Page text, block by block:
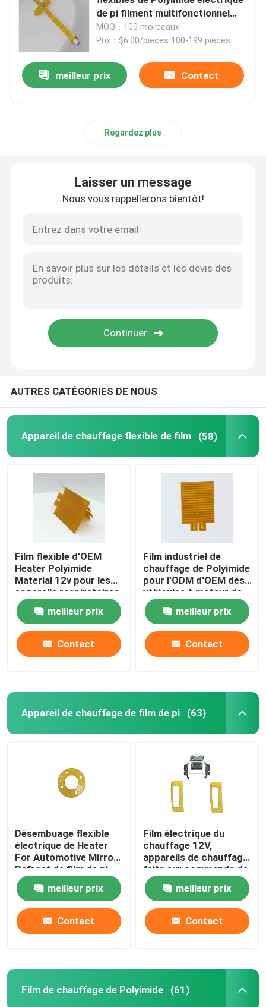
Film de chauffage de Polyimide
Protection de chauffage flexible
Appareil de chauffage flexible fait sur commande
Appareils de chauffage flexibles de Polyimide
de pi filment multifonctionnel
adhésif
MOQ：100 morceaux
Prix：$6.00/pieces 100-199 pieces
meilleur prix Contact
Regardez plus
Laisser un message
Nous vous rappellerons bientôt!
AUTRES CATÉGORIES DE NOUS
Appareil de chauffage flexible de film (58)
Film flexible d'OEM
Heater Polyimide
Material 12v pour les
appareils respiratoires
meilleur prix
Contact
Film industriel de
chauffage de Polyimide
pour l'ODM d'OEM des
véhicules à moteur de
batterie au lithium
d'énergiemeilleur prix
Contact
Appareil de chauffage de film de pi (63)
Désembuage flexible
électrique de Heater
For Automotive Mirror
Defrost de film de pi
meilleur prix
Contact
Film électrique du
chauffage 12V,
appareils de chauffage
faits sur commande de
Polyimide pour le
chauffage des
véhicules à moteur de
miroir
meilleur prix
Contact
Film de chauffage de Polyimide (61)